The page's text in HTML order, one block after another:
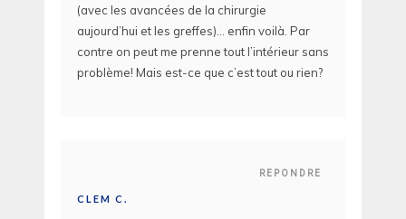
(avec les avancées de la chirurgie
aujourd’hui et les greffes)… enfin voilà. Par
contre on peut me prenne tout l’intérieur sans
problème! Mais est-ce que c’est tout ou rien?
REPONDRE
CLEM C.